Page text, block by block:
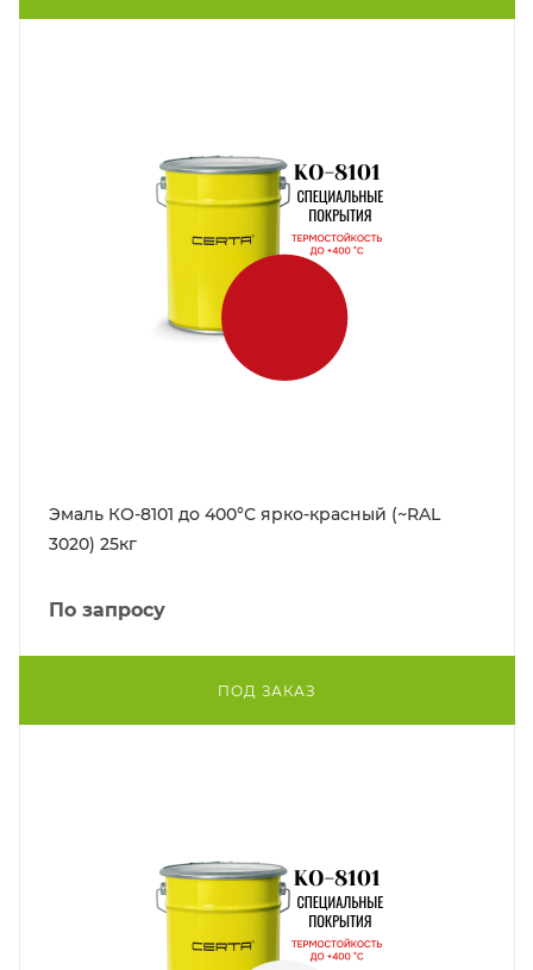
Эмаль КО-8101 до 400°С ярко-красный (~RAL
3020) 25кг
По запросу
ПОД ЗАКАЗ